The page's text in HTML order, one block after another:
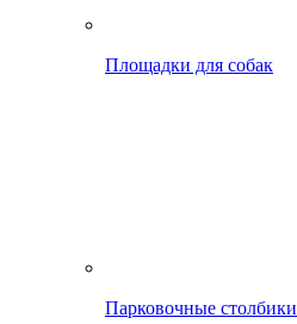
Площадки для собак
Парковочные столбики